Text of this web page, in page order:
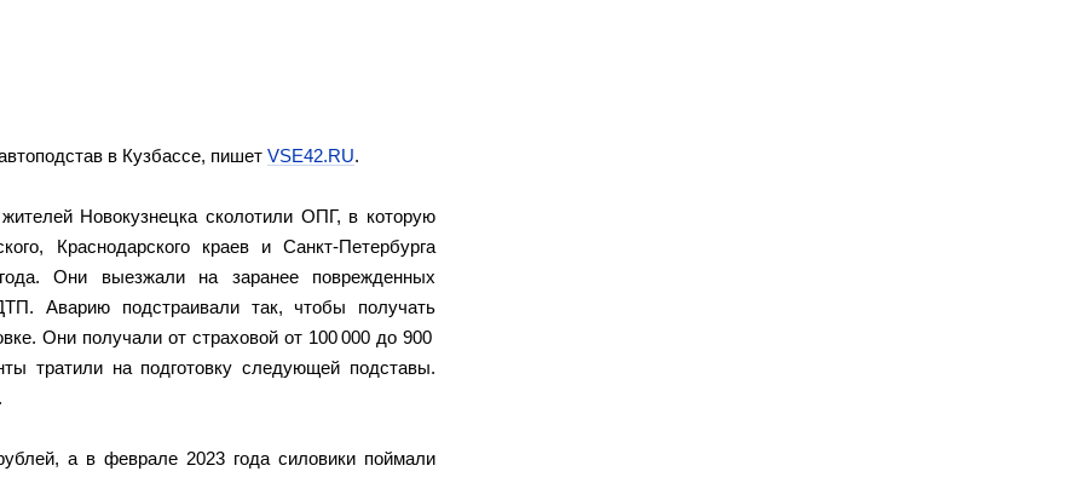
в Кузбассе, пишет VSE42.RU.
Новокузнецка сколотили ОПГ, в которую
Краснодарского краев и Санкт-Петербурга
Они выезжали на заранее поврежденных
Аварию подстраивали так, чтобы получать
Они получали от страховой от 100 000 до 900
тратили на подготовку следующей подставы.
а в феврале 2023 года силовики поймали